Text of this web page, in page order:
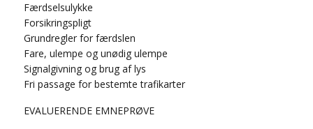
Færdselsulykke
Forsikringspligt
Grundregler for færdslen
Fare, ulempe og unødig ulempe
Signalgivning og brug af lys
Fri passage for bestemte trafikarter
EVALUERENDE EMNEPRØVE